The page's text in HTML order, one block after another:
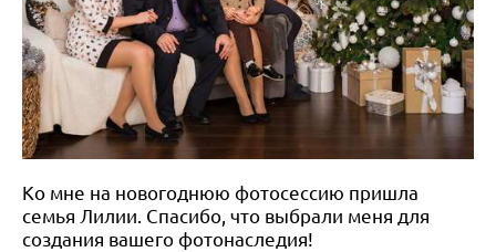
Ко мне на новогоднюю фотосессию пришла
семья Лилии. Спасибо, что выбрали меня для
создания вашего фотонаследия!